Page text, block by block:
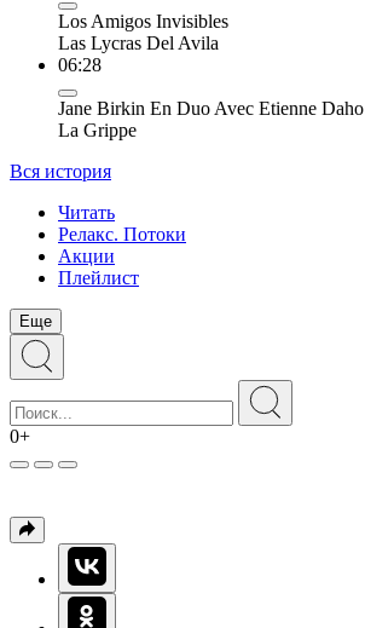
Los Amigos Invisibles
Las Lycras Del Avila
06:28
Jane Birkin En Duo Avec Etienne Daho
La Grippe
Вся история
Читать
Релакс. Потоки
Акции
Плейлист
Еще
0+